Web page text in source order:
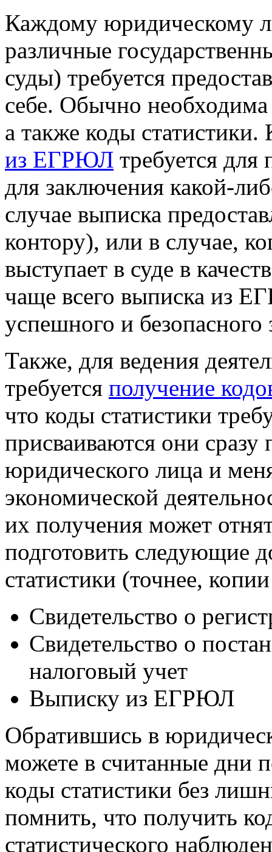
Каждому юридическому
различные
суды) требуется
себе. Обычно
а также коды статистики.
из ЕГРЮЛ требуется
для заключения какой-
случае выписка
контору), или в случае,
выступает в суде в
чаще всего выписка из
успешного и
Также, для ведения
требуется получение
что коды статистики
присваиваются они сразу
юридического лица и
экономической
их получения может
подготовить следующие
статистики (точнее,
Свидетельство о
Свидетельство о
налоговый учет
Выписку из ЕГРЮЛ
Обратившись в
можете в считанные дни
коды статистики без
помнить, что получить
статистического